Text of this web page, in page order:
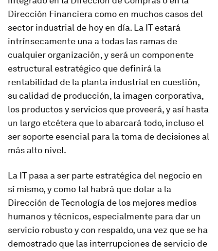
Dirección Financiera como en muchos casos del
sector industrial de hoy en día. La IT estará
intrínsecamente una a todas las ramas de
cualquier organización, y será un componente
estructural estratégico que definirá la
rentabilidad de la planta industrial en cuestión,
su calidad de producción, la imagen corporativa,
los productos y servicios que proveerá, y así hasta
un largo etcétera que lo abarcará todo, incluso el
ser soporte esencial para la toma de decisiones al
más alto nivel.
La IT pasa a ser parte estratégica del negocio en
sí mismo, y como tal habrá que dotar a la
Dirección de Tecnología de los mejores medios
humanos y técnicos, especialmente para dar un
servicio robusto y con respaldo, una vez que se ha
demostrado que las interrupciones de servicio de